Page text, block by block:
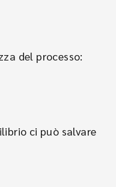
del processo:
ci può salvare